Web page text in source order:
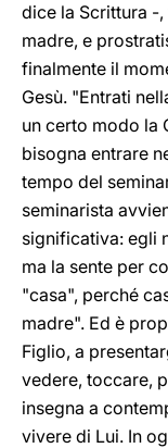
dice la Scrittura -
madre, e
finalmente il
Gesù. "Entrati
un certo modo la
bisogna entrare
tempo del
seminarista
significativa: egli
ma la sente per
"casa", perché
madre". Ed è
Figlio, a
vedere, toccare,
insegna a
vivere di Lui. In